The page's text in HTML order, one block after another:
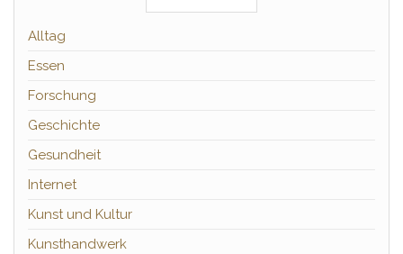
Alltag
Essen
Forschung
Geschichte
Gesundheit
Internet
Kunst und Kultur
Kunsthandwerk